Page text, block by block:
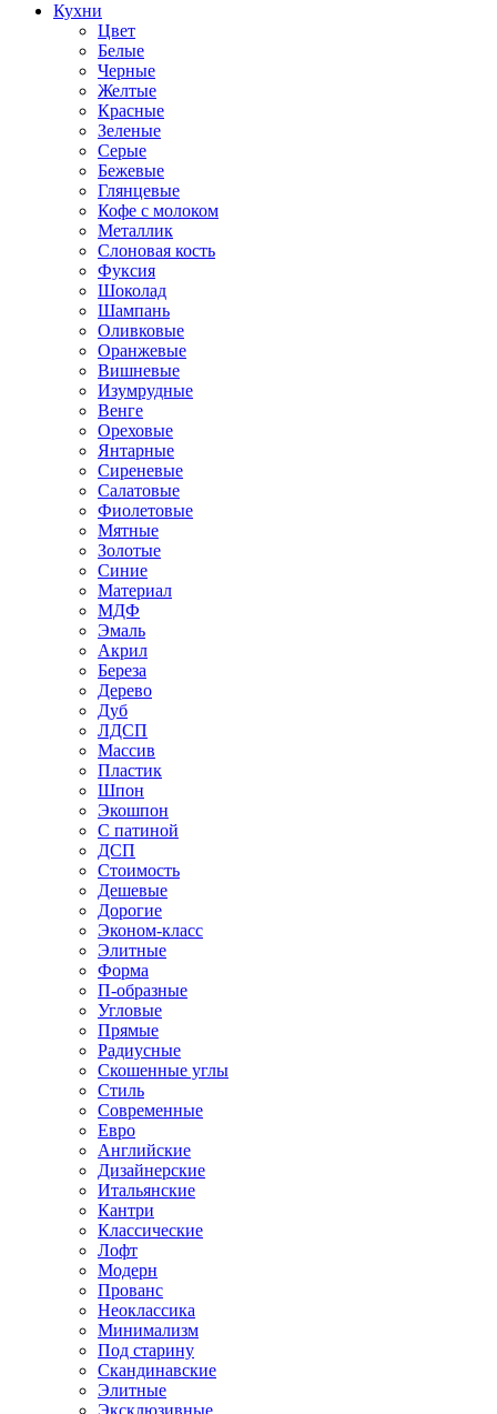
Кухни
Цвет
Белые
Черные
Желтые
Красные
Зеленые
Серые
Бежевые
Глянцевые
Кофе с молоком
Металлик
Слоновая кость
Фуксия
Шоколад
Шампань
Оливковые
Оранжевые
Вишневые
Изумрудные
Венге
Ореховые
Янтарные
Сиреневые
Салатовые
Фиолетовые
Мятные
Золотые
Синие
Материал
МДФ
Эмаль
Акрил
Береза
Дерево
Дуб
ЛДСП
Массив
Пластик
Шпон
Экошпон
С патиной
ДСП
Стоимость
Дешевые
Дорогие
Эконом-класс
Элитные
Форма
П-образные
Угловые
Прямые
Радиусные
Скошенные углы
Стиль
Современные
Евро
Английские
Дизайнерские
Итальянские
Кантри
Классические
Лофт
Модерн
Прованс
Неоклассика
Минимализм
Под старину
Скандинавские
Элитные
Эксклюзивные